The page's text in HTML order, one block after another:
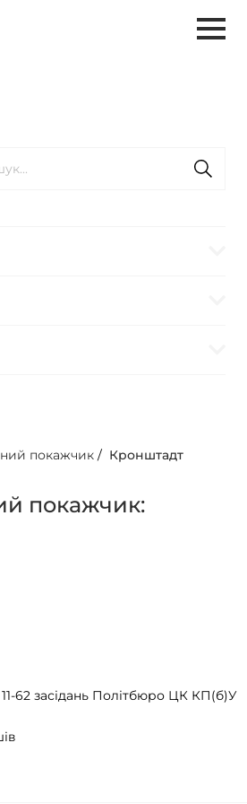
покажчик / Кронштадт
покажчик:
62 засідань Політбюро ЦК КП(б)У